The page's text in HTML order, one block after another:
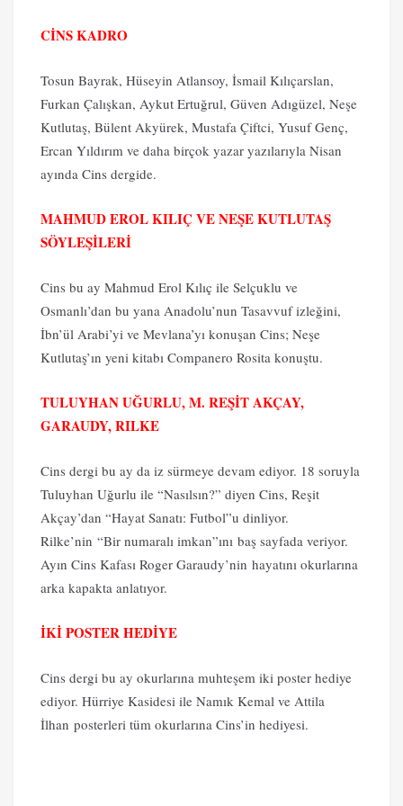
CİNS KADRO
Tosun Bayrak, Hüseyin Atlansoy, İsmail Kılıçarslan,
Furkan Çalışkan, Aykut Ertuğrul, Güven Adıgüzel, Neşe
Kutlutaş, Bülent Akyürek, Mustafa Çiftci, Yusuf Genç,
Ercan Yıldırım ve daha birçok yazar yazılarıyla Nisan
ayında Cins dergide.
MAHMUD EROL KILIÇ VE NEŞE KUTLUTAŞ
SÖYLEŞİLERİ
Cins bu ay Mahmud Erol Kılıç ile Selçuklu ve
Osmanlı’dan bu yana Anadolu’nun Tasavvuf izleğini,
İbn’ül Arabi’yi ve Mevlana’yı konuşan Cins; Neşe
Kutlutaş’ın yeni kitabı Companero Rosita konuştu.
TULUYHAN UĞURLU, M. REŞİT AKÇAY,
GARAUDY, RILKE
Cins dergi bu ay da iz sürmeye devam ediyor. 18 soruyla
Tuluyhan Uğurlu ile “Nasılsın?” diyen Cins, Reşit
Akçay’dan “Hayat Sanatı: Futbol”u dinliyor.
Rilke’nin “Bir numaralı imkan”ını baş sayfada veriyor.
Ayın Cins Kafası Roger Garaudy’nin hayatını okurlarına
arka kapakta anlatıyor.
İKİ POSTER HEDİYE
Cins dergi bu ay okurlarına muhteşem iki poster hediye
ediyor. Hürriye Kasidesi ile Namık Kemal ve Attila
İlhan posterleri tüm okurlarına Cins’in hediyesi.